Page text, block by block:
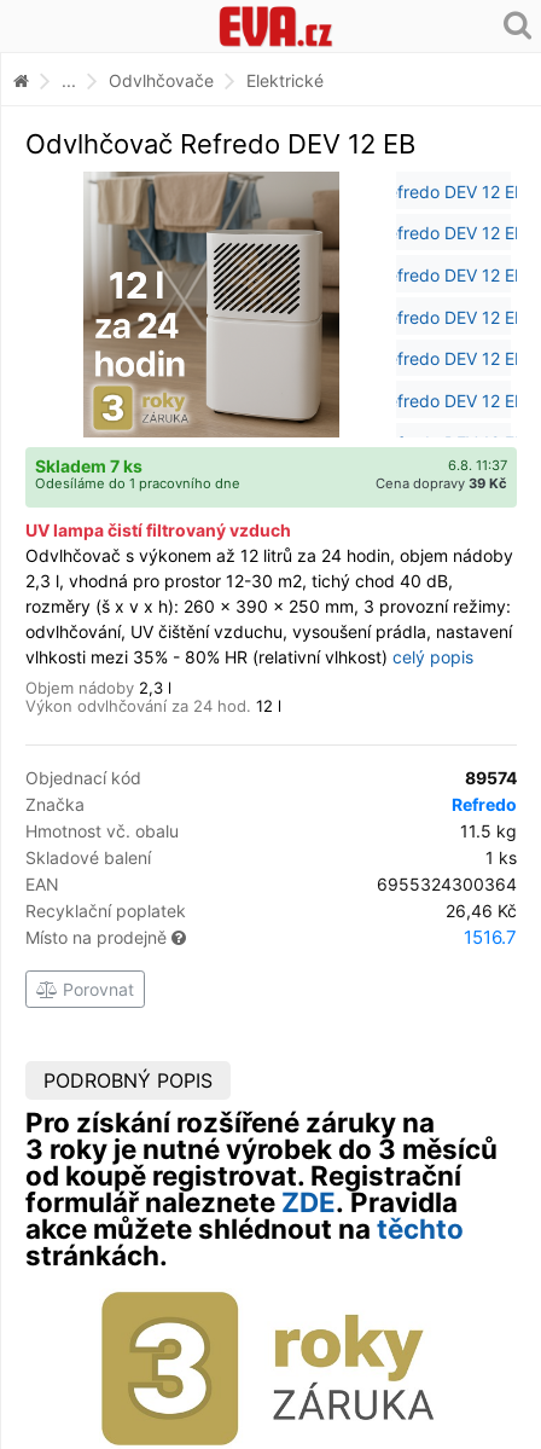
... Odvlhčovače Elektrické
Odvlhčovač Refredo DEV 12 EB
6.8. 11:37
Skladem 7 ks
Cena dopravy 39 Kč
Odesíláme do 1 pracovního dne
UV lampa čistí filtrovaný vzduch
Odvlhčovač s výkonem až 12 litrů za 24 hodin, objem nádoby
2,3 l, vhodná pro prostor 12-30 m2, tichý chod 40 dB,
rozměry (š x v x h): 260 x 390 x 250 mm, 3 provozní režimy:
odvlhčování, UV čištění vzduchu, vysoušení prádla, nastavení
vlhkosti mezi 35% - 80% HR (relativní vlhkost) celý popis
Objem nádoby 2,3 l
Výkon odvlhčování za 24 hod. 12 l
Objednací kód
89574
Značka
Refredo
Hmotnost vč. obalu
11.5 kg
Skladové balení
1 ks
EAN
6955324300364
Recyklační poplatek
26,46 Kč
Místo na prodejně
1516.7
Porovnat
PODROBNÝ POPIS
Pro získání rozšířené záruky na
3 roky je nutné výrobek do 3 měsíců
od koupě registrovat. Registrační
formulář naleznete ZDE. Pravidla
akce můžete shlédnout na těchto
stránkách.